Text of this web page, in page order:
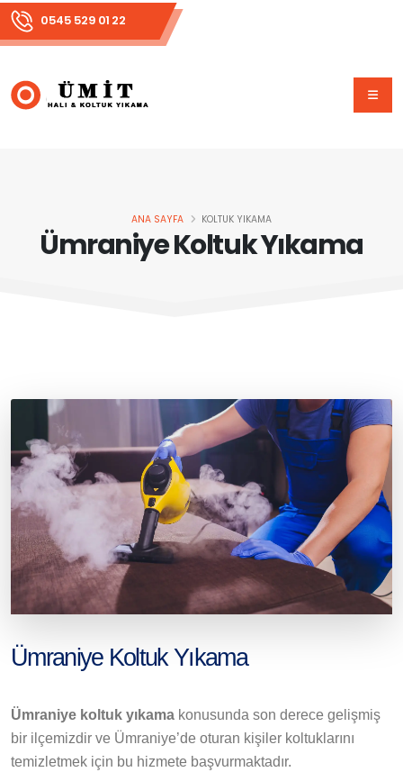
0545 529 01 22
Ümraniye Koltuk Yıkama
ANA SAYFA KOLTUK YIKAMA
Ümraniye Koltuk Yıkama
Ümraniye koltuk yıkama konusunda son derece gelişmiş
bir ilçemizdir ve Ümraniye’de oturan kişiler koltuklarını
temizletmek için bu hizmete başvurmaktadır.